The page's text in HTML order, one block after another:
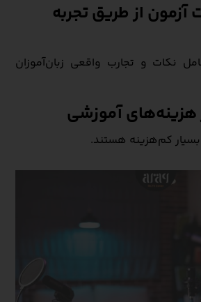
آزمون از طریق تجربه
نکات و تجارب واقعی زبان‌آموزان
آموزشی
کم‌هزینه هستند.